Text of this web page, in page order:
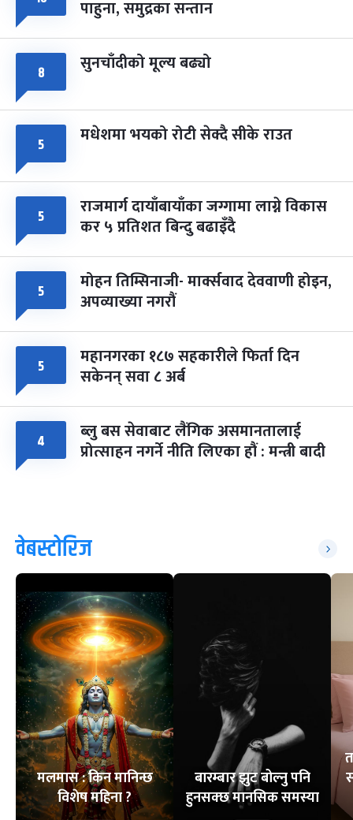
सोम चैत्र ८, २०८३-Mar 22, 2027
पाहुना, समुद्रका सन्तान
८ सुनचाँदीको मूल्य बढ्यो
५ मधेशमा भयको रोटी सेक्दै सीके राउत
५ राजमार्ग दायाँबायाँका जग्गामा लाग्ने विकास
कर ५ प्रतिशत बिन्दु बढाइँदै
५ मोहन तिम्सिनाजी- मार्क्सवाद देववाणी होइन,
अपव्याख्या नगरौं
५ महानगरका १८७ सहकारीले फिर्ता दिन
सकेनन् सवा ८ अर्ब
४ ब्लु बस सेवाबाट लैंगिक असमानतालाई
प्रोत्साहन नगर्ने नीति लिएका हौं : मन्त्री बादी
वेबस्टोरिज
मलमास : किन मानिन्छ
विशेष महिना ?
बारम्बार झुट बोल्नु पनि
हुनसक्छ मानसिक समस्या